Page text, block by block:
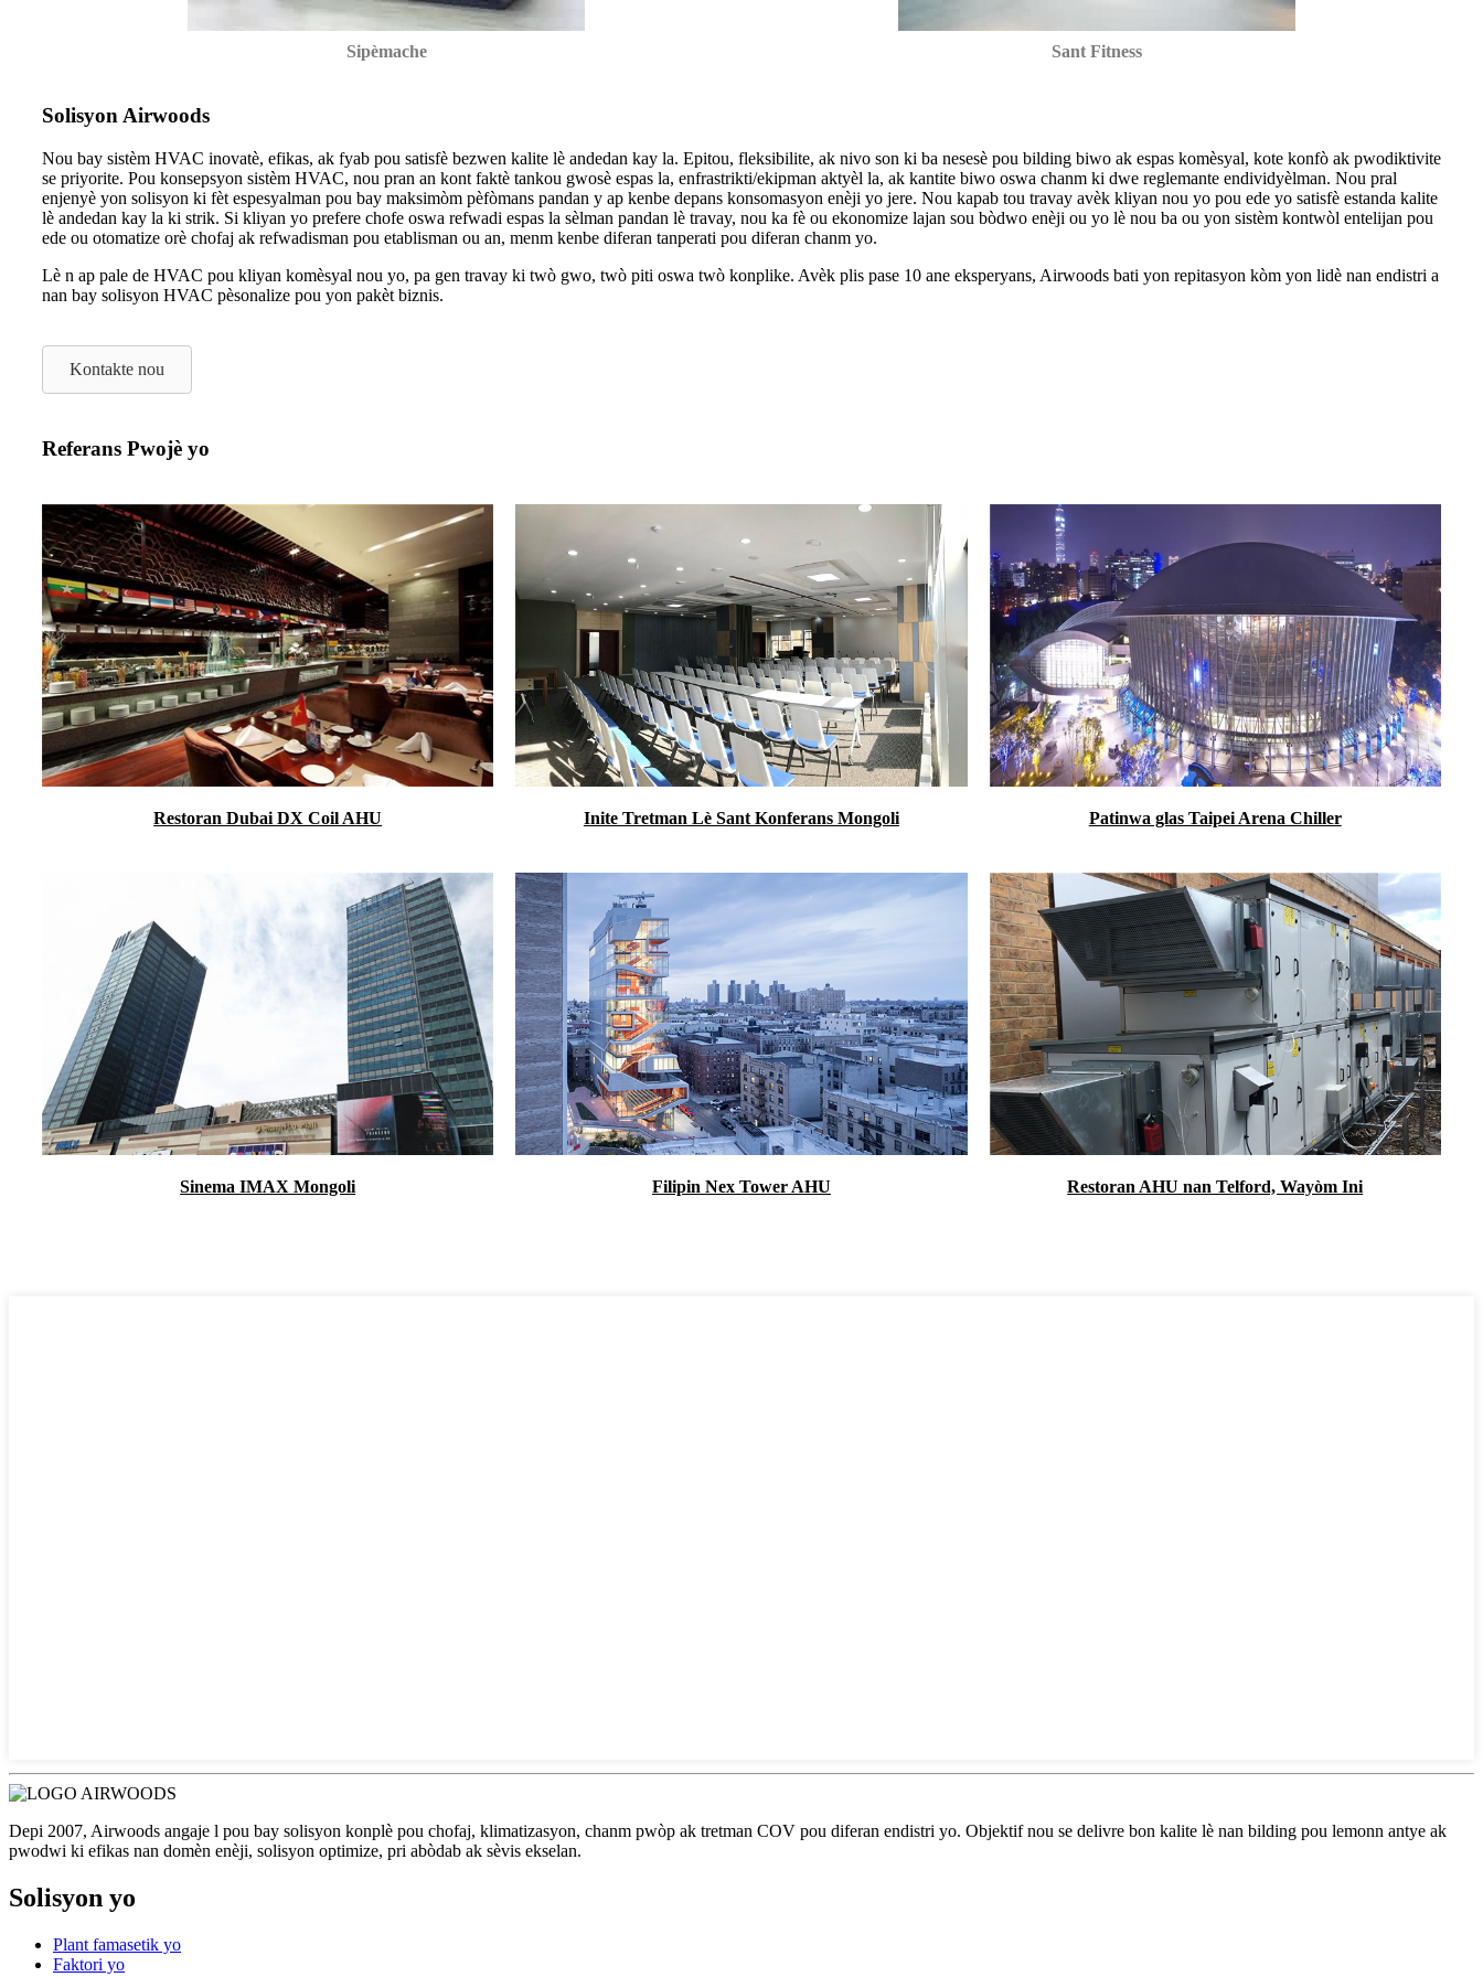
Sipèmache Sant Fitness
Solisyon Airwoods
Nou bay sistèm HVAC inovatè, efikas, ak fyab pou satisfè bezwen kalite lè andedan kay la. Epitou, fleksibilite, ak nivo son ki ba nesesè pou bilding biwo ak espas komèsyal, kote konfò ak pwodiktivite
se priyorite. Pou konsepsyon sistèm HVAC, nou pran an kont faktè tankou gwosè espas la, enfrastrikti/ekipman aktyèl la, ak kantite biwo oswa chanm ki dwe reglemante endividyèlman. Nou pral
enjenyè yon solisyon ki fèt espesyalman pou bay maksimòm pèfòmans pandan y ap kenbe depans konsomasyon enèji yo jere. Nou kapab tou travay avèk kliyan nou yo pou ede yo satisfè estanda kalite
lè andedan kay la ki strik. Si kliyan yo prefere chofe oswa refwadi espas la sèlman pandan lè travay, nou ka fè ou ekonomize lajan sou bòdwo enèji ou yo lè nou ba ou yon sistèm kontwòl entelijan pou
ede ou otomatize orè chofaj ak refwadisman pou etablisman ou an, menm kenbe diferan tanperati pou diferan chanm yo.
Lè n ap pale de HVAC pou kliyan komèsyal nou yo, pa gen travay ki twò gwo, twò piti oswa twò konplike. Avèk plis pase 10 ane eksperyans, Airwoods bati yon repitasyon kòm yon lidè nan endistri a
nan bay solisyon HVAC pèsonalize pou yon pakèt biznis.
Kontakte nou
Referans Pwojè yo
Restoran Dubai DX Coil AHU Inite Tretman Lè Sant Konferans Mongoli Patinwa glas Taipei Arena Chiller
Sinema IMAX Mongoli Filipin Nex Tower AHU Restoran AHU nan Telford, Wayòm Ini
Depi 2007, Airwoods angaje l pou bay solisyon konplè pou chofaj, klimatizasyon, chanm pwòp ak tretman COV pou diferan endistri yo. Objektif nou se delivre bon kalite lè nan bilding pou lemonn antye ak
pwodwi ki efikas nan domèn enèji, solisyon optimize, pri abòdab ak sèvis ekselan.
Solisyon yo
Plant famasetik yo
Faktori yo